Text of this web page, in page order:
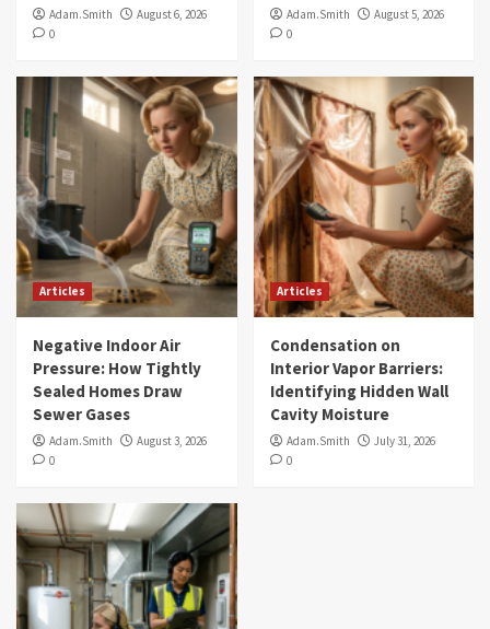
Adam.Smith
August 6, 2026
0
Adam.Smith
August 5, 2026
0
Articles
Negative Indoor Air
Pressure: How Tightly
Sealed Homes Draw
Sewer Gases
Adam.Smith
August 3, 2026
0
Articles
Condensation on
Interior Vapor Barriers:
Identifying Hidden Wall
Cavity Moisture
Adam.Smith
July 31, 2026
0